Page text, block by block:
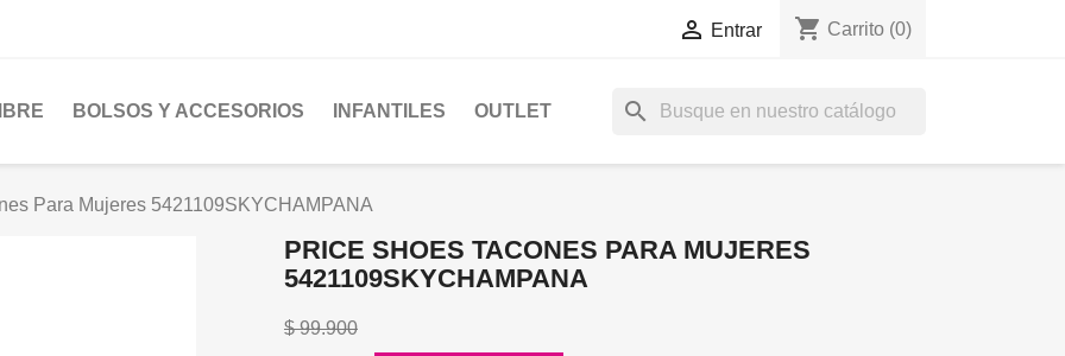
 Entrar shopping_cart Carrito (0)
BOLSOS Y ACCESORIOS INFANTILES OUTLET search
Para Mujeres 5421109SKYCHAMPANA
PRICE SHOES TACONES PARA MUJERES
5421109SKYCHAMPANA
$ 99.900